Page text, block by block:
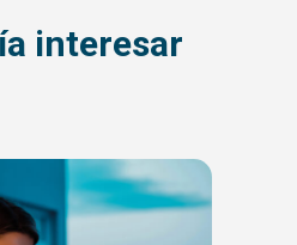
interesar